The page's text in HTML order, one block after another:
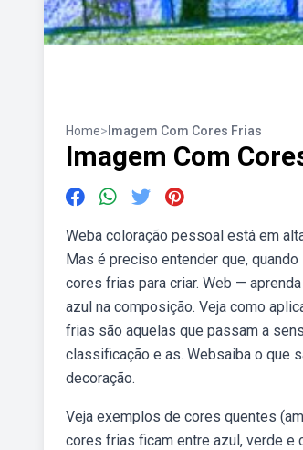
Home> Imagem Com Cores Frias
Imagem Com
Weba coloração pessoal está em
Mas é preciso entender que,
cores frias para criar. Web —
azul na composição. Veja como
frias são aquelas que passam a
classificação e as. Websaiba o que
decoração.
Veja exemplos de cores quentes
cores frias ficam entre azul, verde e